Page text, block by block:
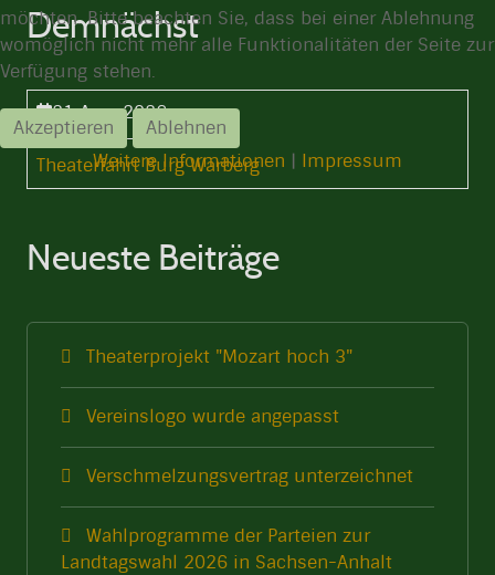
Demnächst
21 Aug. 2026
14:30 Uhr
-
Theaterfahrt Burg Warberg
Neueste Beiträge
Theaterprojekt "Mozart hoch 3"
Vereinslogo wurde angepasst
Verschmelzungsvertrag unterzeichnet
Wahlprogramme der Parteien zur
Landtagswahl 2026 in Sachsen-Anhalt
möchten. Bitte beachten Sie, dass bei einer Ablehnung
womöglich nicht mehr alle Funktionalitäten der Seite zur
Verfügung stehen.
Akzeptieren
Ablehnen
Weitere Informationen | Impressum